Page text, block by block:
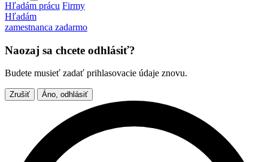
Hľadám prácu Firmy
Hľadám
zamestnanca zadarmo
Naozaj sa chcete odhlásiť?
Budete musieť zadať prihlasovacie údaje znovu.
Zrušiť Áno, odhlásiť